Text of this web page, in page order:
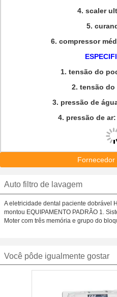
4. scaler
5.
6. compressor
1. tensão do
2. tensão do
3. pressão de
4. pressão de
Fornecedor
Auto filtro de lavagem
A eletricidade dental paciente dobrável
montou EQUIPAMENTO PADRÃO 1.
Moter com três memória e grupo do
Você pôde igualmente gostar